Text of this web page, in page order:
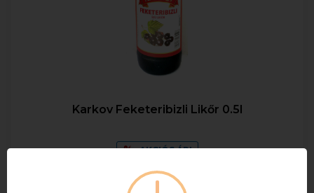
Karkov Feketeribizli Likőr 0.5l
AKCIÓS ÁR!